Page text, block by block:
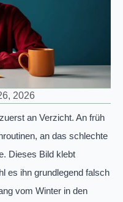
2026
an Verzicht. An früh
an das schlechte
Dieses Bild klebt
es ihn grundlegend falsch
vom Winter in den